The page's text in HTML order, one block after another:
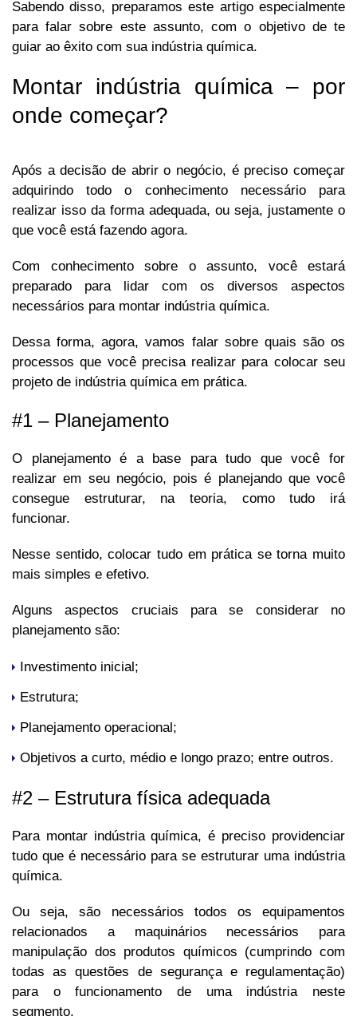
Sabendo disso, preparamos este artigo especialmente
para falar sobre este assunto, com o objetivo de te
guiar ao êxito com sua indústria química.
Montar indústria química – por
onde começar?
Após a decisão de abrir o negócio, é preciso começar
adquirindo todo o conhecimento necessário para
realizar isso da forma adequada, ou seja, justamente o
que você está fazendo agora.
Com conhecimento sobre o assunto, você estará
preparado para lidar com os diversos aspectos
necessários para montar indústria química.
Dessa forma, agora, vamos falar sobre quais são os
processos que você precisa realizar para colocar seu
projeto de indústria química em prática.
#1 – Planejamento
O planejamento é a base para tudo que você for
realizar em seu negócio, pois é planejando que você
consegue estruturar, na teoria, como tudo irá
funcionar.
Nesse sentido, colocar tudo em prática se torna muito
mais simples e efetivo.
Alguns aspectos cruciais para se considerar no
planejamento são:
Investimento inicial;
Estrutura;
Planejamento operacional;
Objetivos a curto, médio e longo prazo; entre outros.
#2 – Estrutura física adequada
Para montar indústria química, é preciso providenciar
tudo que é necessário para se estruturar uma indústria
química.
Ou seja, são necessários todos os equipamentos
relacionados a maquinários necessários para
manipulação dos produtos químicos (cumprindo com
todas as questões de segurança e regulamentação)
para o funcionamento de uma indústria neste
segmento.